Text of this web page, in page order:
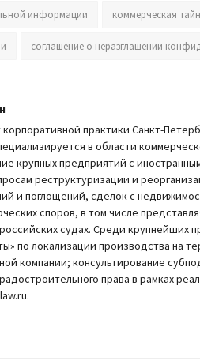
информации коммерческая
соглашение о неразглашении
практики Санкт-
в области
крупных предприятий с
реструктуризации и
и поглощений, сделок с
споров, в том числе
судах. Среди крупнейших
по локализации производства на
компании; консультирование
права в рамках